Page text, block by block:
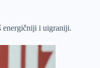
energičniji i uigraniji.